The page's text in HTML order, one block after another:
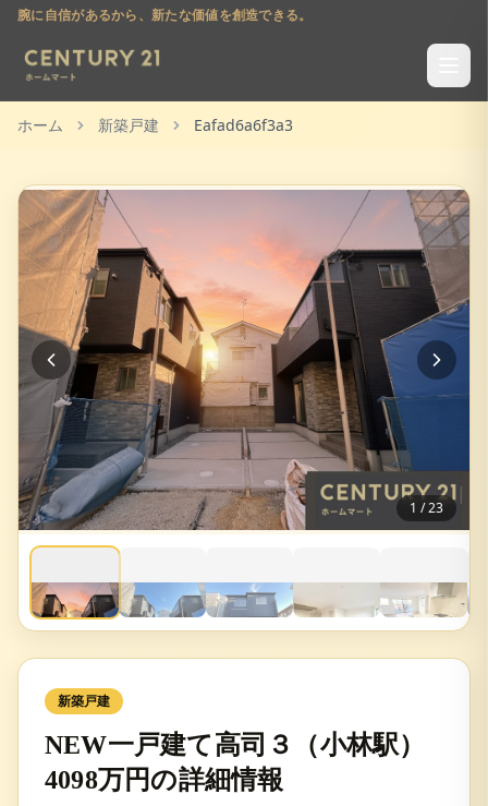
腕に自信があるから、新たな価値を創造できる。
ホーム 新築戸建 Eafad6a6f3a3
1 /23
新築戸建
NEW一戸建て高司３（小林駅）
4098万円の詳細情報